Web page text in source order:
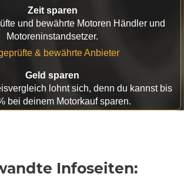
Zeit sparen
und bewährte Motoren Händler und
Motoreninstandsetzer.
& bewährte Anbieter
Geld sparen
lohnt sich, denn du kannst bis
bei deinem Motorkauf sparen.
Infoseiten: